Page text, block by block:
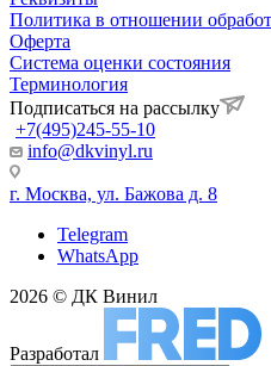
Политика в отношении
Оферта
Система оценки состояния
Терминология
Подписаться на рассылку
+7(495)245-55-10
info@dkvinyl.ru
г. Москва, ул. Бажова д. 8
Telegram
WhatsApp
2026 © ДК Винил
Разработал